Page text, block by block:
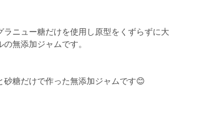
ニュー糖だけを使用し原型をくずらずに大
無添加ジャムです。
糖だけで作った無添加ジャムです😊